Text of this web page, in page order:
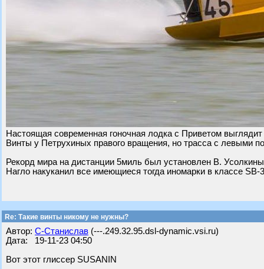
Настоящая современная гоночная лодка с Приветом
Винты у Петрухиных правого вращения, но трасса с левыми
Рекорд мира на дистанции 5миль был установлен В.
Нагло накуканил все имеющиеся тогда иномарки в классе SB-
Re: Такие винты никому не нужны?
Автор: С-Станислав (---.249.32.95.dsl-dynamic.vsi.ru)
Дата: 19-11-23 04:50
Вот этот глиссер SUSANIN